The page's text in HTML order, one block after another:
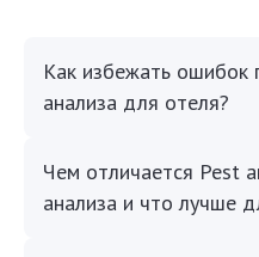
Как избежать ошибок
анализа для отеля?
Чем отличается Pest
анализа и что лучше